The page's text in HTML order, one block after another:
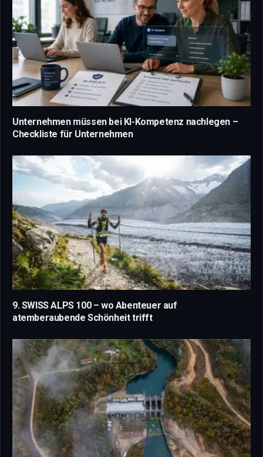
Unternehmen müssen bei KI-Kompetenz nachlegen –
Checkliste für Unternehmen
9. SWISS ALPS 100 – wo Abenteuer auf
atemberaubende Schönheit trifft